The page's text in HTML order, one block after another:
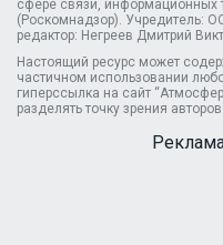
сфере связи, информационных
(Роскомнадзор). Учредитель:
редактор: Негреев Дмитрий
Настоящий ресурс может
частичном использовании
гиперссылка на сайт
разделять точку зрения авторов.